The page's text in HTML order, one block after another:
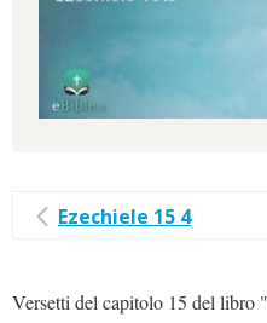
Ezechiele 15 4
Versetti del capitolo 15 del libro